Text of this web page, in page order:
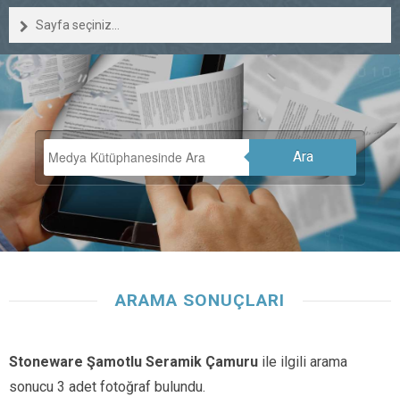
Sayfa seçiniz...
Ara
ARAMA SONUÇLARI
Stoneware Şamotlu Seramik Çamuru ile ilgili arama
sonucu 3 adet fotoğraf bulundu.